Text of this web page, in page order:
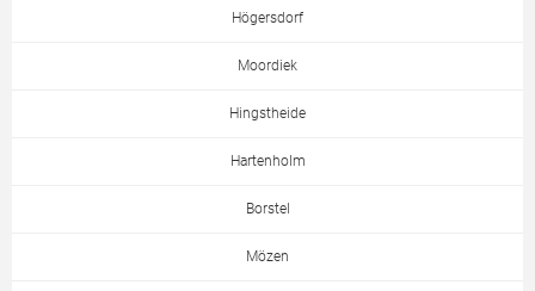
Högersdorf
Moordiek
Hingstheide
Hartenholm
Borstel
Mözen